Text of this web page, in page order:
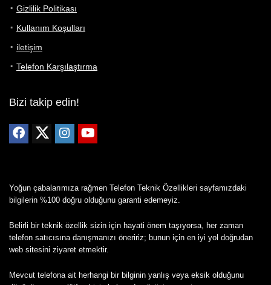
Gizlilik Politikası
Kullanım Koşulları
iletişim
Telefon Karşılaştırma
Bizi takip edin!
Yoğun çabalarımıza rağmen Telefon Teknik Özellikleri sayfamızdaki
bilgilerin %100 doğru olduğunu garanti edemeyiz.
Belirli bir teknik özellik sizin için hayati önem taşıyorsa, her zaman
telefon satıcısına danışmanızı öneririz; bunun için en iyi yol doğrudan
web sitesini ziyaret etmektir.
Mevcut telefona ait herhangi bir bilginin yanlış veya eksik olduğunu